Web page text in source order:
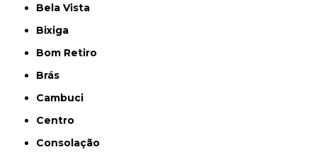
Bela Vista
Bixiga
Bom Retiro
Brás
Cambuci
Centro
Consolação